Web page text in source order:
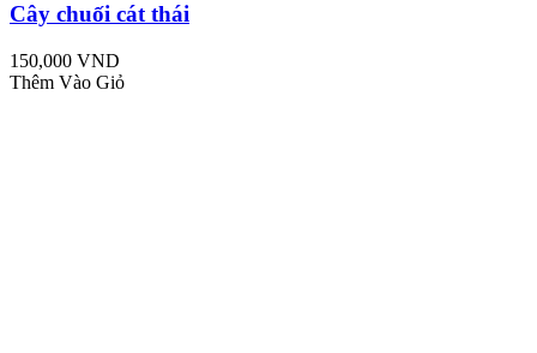
Cây chuối cát thái
150,000 VND
Thêm Vào Giỏ